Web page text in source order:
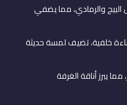
البيج والرمادي، مما يضفي
خلفية، تضيف لمسة حديثة